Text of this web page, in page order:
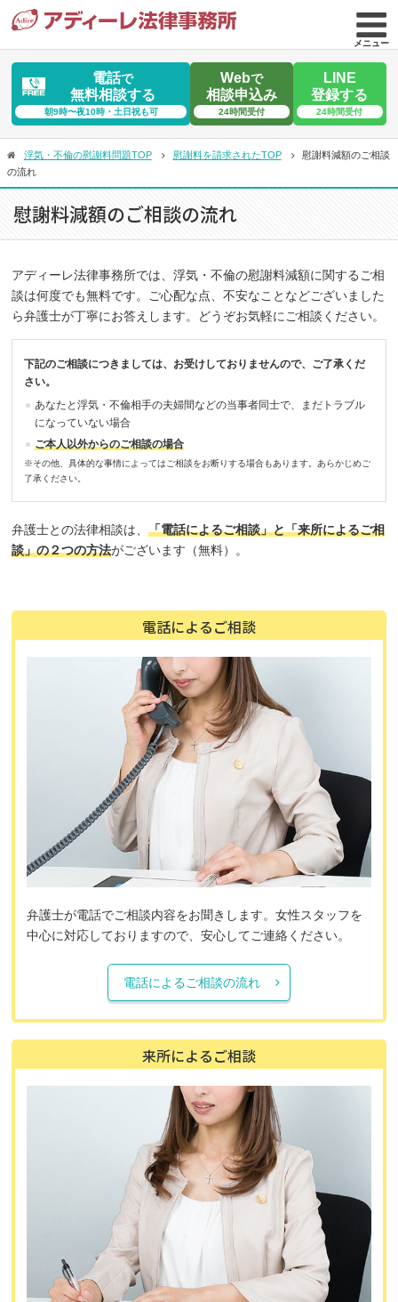
メニュー
電話で
無料相談する
朝9時〜夜10時・土日祝も可
Webで
相談申込み
24時間受付
LINE
登録する
24時間受付
浮気・不倫の慰謝料問題TOP 慰謝料を請求されたTOP
慰謝料減額のご相談
の流れ
慰謝料減額のご相談の流れ
アディーレ法律事務所では、浮気・不倫の慰謝料減額に関するご相
談は何度でも無料です。ご心配な点、不安なことなどございました
ら弁護士が丁寧にお答えします。どうぞお気軽にご相談ください。
下記のご相談につきましては、お受けしておりませんので、ご了承くだ
さい。
あなたと浮気・不倫相手の夫婦間などの当事者同士で、まだトラブル
になっていない場合
ご本人以外からのご相談の場合
※その他、具体的な事情によってはご相談をお断りする場合もあります。あらかじめご
了承ください。
弁護士との法律相談は、「電話によるご相談」と「来所によるご相
談」の２つの方法がございます（無料）。
電話によるご相談
弁護士が電話でご相談内容をお聞きします。女性スタッフを
中心に対応しておりますので、安心してご連絡ください。
電話によるご相談の流れ
来所によるご相談